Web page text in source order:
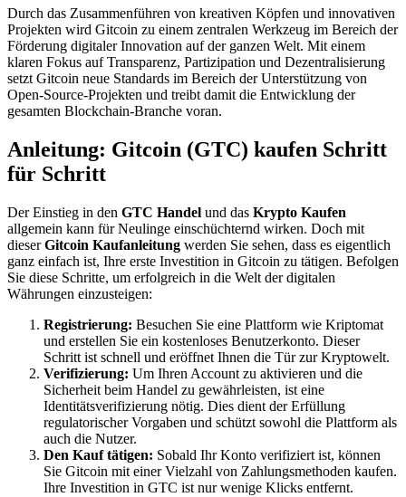
Durch das Zusammenführen von kreativen Köpfen und innovativen
Projekten wird Gitcoin zu einem zentralen Werkzeug im Bereich der
Förderung digitaler Innovation auf der ganzen Welt. Mit einem
klaren Fokus auf Transparenz, Partizipation und Dezentralisierung
setzt Gitcoin neue Standards im Bereich der Unterstützung von
Open-Source-Projekten und treibt damit die Entwicklung der
gesamten Blockchain-Branche voran.
Anleitung: Gitcoin (GTC) kaufen Schritt
für Schritt
Der Einstieg in den GTC Handel und das Krypto Kaufen
allgemein kann für Neulinge einschüchternd wirken. Doch mit
dieserGitcoin Kaufanleitung werden Sie sehen, dass es eigentlich
ganz einfach ist, Ihre erste Investition in Gitcoin zu tätigen. Befolgen
Sie diese Schritte, um erfolgreich in die Welt der digitalen
Währungen einzusteigen:
Registrierung: Besuchen Sie eine Plattform wie Kriptomat
und erstellen Sie ein kostenloses Benutzerkonto. Dieser
Schritt ist schnell und eröffnet Ihnen die Tür zur Kryptowelt.
Verifizierung: Um Ihren Account zu aktivieren und die
Sicherheit beim Handel zu gewährleisten, ist eine
Identitätsverifizierung nötig. Dies dient der Erfüllung
regulatorischer Vorgaben und schützt sowohl die Plattform als
auch die Nutzer.
Den Kauf tätigen: Sobald Ihr Konto verifiziert ist, können
Sie Gitcoin mit einer Vielzahl von Zahlungsmethoden kaufen.
Ihre Investition in GTC ist nur wenige Klicks entfernt.